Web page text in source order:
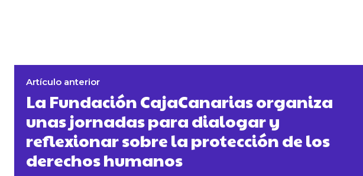
Artículo anterior
La Fundación CajaCanarias organiza
unas jornadas para dialogar y
reflexionar sobre la protección de los
derechos humanos